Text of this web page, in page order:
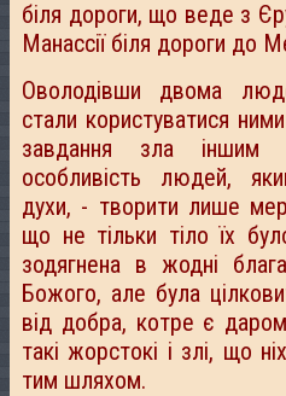
біля дороги, що веде з
Манассії біля дороги до
Оволодівши двома
стали користуватися
завдання зла
особливість людей,
духи, - творити лише
що не тільки тіло їх
зодягнена в жодні
Божого, але була
від добра, котре є
такі жорстокі і злі, що
тим шляхом.